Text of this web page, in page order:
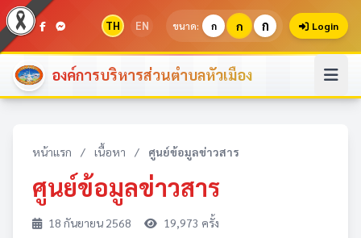
TH EN ขนาด: ก ก ก Login
องค์การบริหารส่วนตำบลหัวเมือง
หน้าแรก / เนื้อหา / ศูนย์ข้อมูลข่าวสาร
ศูนย์ข้อมูลข่าวสาร
18 กันยายน 2568 19,973 ครั้ง